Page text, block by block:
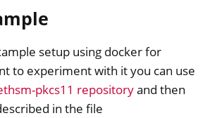
setup using docker for
to experiment with it you can use
pkcs11 repositoryand then
in the file